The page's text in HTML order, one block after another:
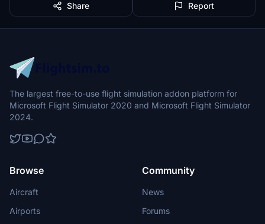
Share Report
The largest free-to-use flight simulation addon platform for
Microsoft Flight Simulator 2020 and Microsoft Flight Simulator
2024.
Browse
Aircraft
Airports
Community
News
Forums